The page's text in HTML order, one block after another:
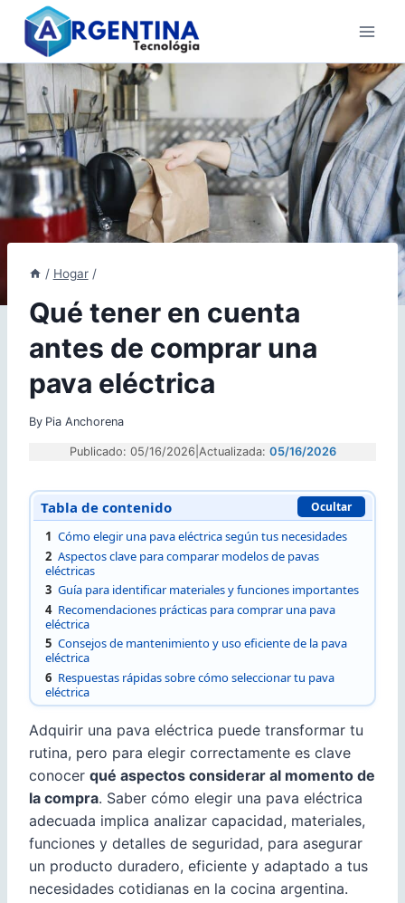
Skip
content
/ Hogar /
Qué tener en cuenta
antes de comprar una
pava eléctrica
By Pia Anchorena
Publicado: 05/16/2026 Actualizada: 05/16/2026
Tabla de contenido Ocultar
1 Cómo elegir una pava eléctrica según tus necesidades
2 Aspectos clave para comparar modelos de pavas
eléctricas
3 Guía para identificar materiales y funciones importantes
4 Recomendaciones prácticas para comprar una pava
eléctrica
5 Consejos de mantenimiento y uso eficiente de la pava
eléctrica
6 Respuestas rápidas sobre cómo seleccionar tu pava
eléctrica
Adquirir una pava eléctrica puede transformar tu
rutina, pero para elegir correctamente es clave
conocer qué aspectos considerar al momento de
la compra. Saber cómo elegir una pava eléctrica
adecuada implica analizar capacidad, materiales,
funciones y detalles de seguridad, para asegurar
un producto duradero, eficiente y adaptado a tus
necesidades cotidianas en la cocina argentina.